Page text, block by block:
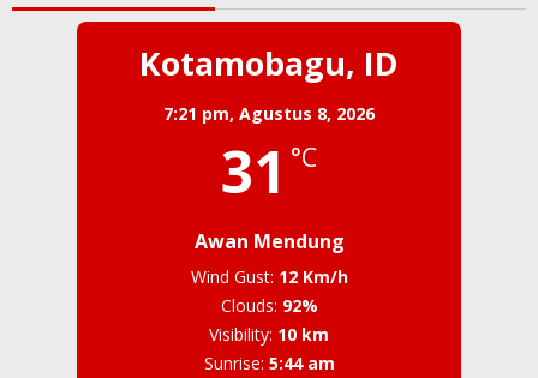
Kotamobagu, ID
7:21 pm, Agustus 8, 2026
31 °C
Awan Mendung
Wind Gust: 12 Km/h
Clouds: 92%
Visibility: 10 km
Sunrise: 5:44 am